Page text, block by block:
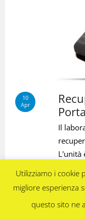
10
Apr
Il
L'unità
admin
Utilizziamo i cookie
migliore esperienza
questo sito ne